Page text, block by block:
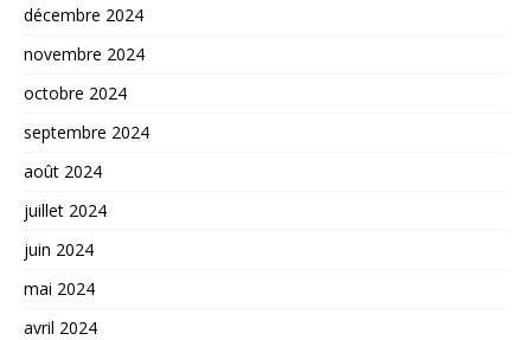
décembre 2024
novembre 2024
octobre 2024
septembre 2024
août 2024
juillet 2024
juin 2024
mai 2024
avril 2024